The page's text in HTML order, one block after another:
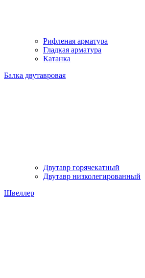
Рифленая арматура
Гладкая арматура
Катанка
Балка двутавровая
Двутавр горячекатный
Двутавр низколегированный
Швеллер